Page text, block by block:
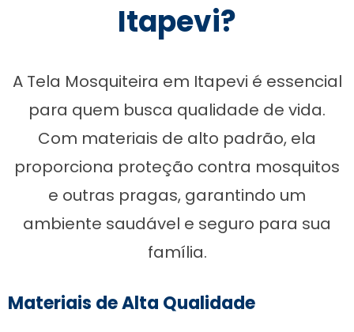
Itapevi?
A Tela Mosquiteira em Itapevi é essencial
para quem busca qualidade de vida.
Com materiais de alto padrão, ela
proporciona proteção contra mosquitos
e outras pragas, garantindo um
ambiente saudável e seguro para sua
família.
Materiais de Alta Qualidade